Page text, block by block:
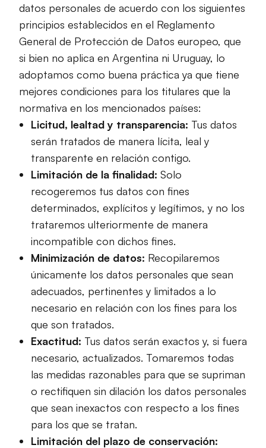
datos personales de acuerdo con los siguientes
principios establecidos en el Reglamento
General de Protección de Datos europeo, que
si bien no aplica en Argentina ni Uruguay, lo
adoptamos como buena práctica ya que tiene
mejores condiciones para los titulares que la
normativa en los mencionados países:
Licitud, lealtad y transparencia: Tus datos
serán tratados de manera lícita, leal y
transparente en relación contigo.
Limitación de la finalidad: Solo
recogeremos tus datos con fines
determinados, explícitos y legítimos, y no los
trataremos ulteriormente de manera
incompatible con dichos fines.
Minimización de datos: Recopilaremos
únicamente los datos personales que sean
adecuados, pertinentes y limitados a lo
necesario en relación con los fines para los
que son tratados.
Exactitud: Tus datos serán exactos y, si fuera
necesario, actualizados. Tomaremos todas
las medidas razonables para que se supriman
o rectifiquen sin dilación los datos personales
que sean inexactos con respecto a los fines
para los que se tratan.
Limitación del plazo de conservación: